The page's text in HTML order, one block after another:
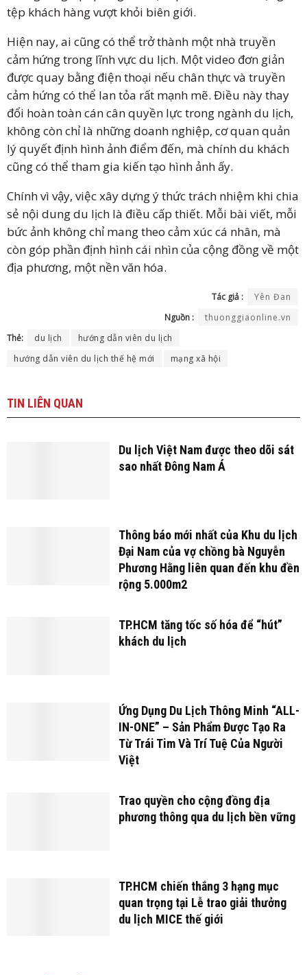
tệp khách hàng vượt khỏi biên giới.
Hiện nay, ai cũng có thể trở thành một nhà truyền
cảm hứng trong lĩnh vực du lịch. Một video đơn giản
được quay bằng điện thoại nếu chân thực và truyền
cảm hứng có thể lan tỏa rất mạnh mẽ. Điều này thay
đổi hoàn toàn cán cân quyền lực trong ngành du lịch,
không còn chỉ là những doanh nghiệp, cơ quan quản
lý quyết định hình ảnh điểm đến, mà chính du khách
cũng có thể tham gia kiến tạo hình ảnh ấy.
Chính vì vậy, việc xây dựng ý thức trách nhiệm khi chia
sẻ nội dung du lịch là điều cấp thiết. Mỗi bài viết, mỗi
bức ảnh không chỉ mang theo cảm xúc cá nhân, mà
còn góp phần định hình cái nhìn của cộng đồng về một
địa phương, một nền văn hóa.
Tác giả :
Yên Đan
Nguồn :
thuonggiaonline.vn
Thẻ:
du lịch
hướng dẫn viên du lịch
hướng dẫn viên du lịch thế hệ mới
mạng xã hội
TIN LIÊN QUAN
Du lịch Việt Nam được theo dõi sát
sao nhất Đông Nam Á
Thông báo mới nhất của Khu du lịch
Đại Nam của vợ chồng bà Nguyễn
Phương Hằng liên quan đến khu đền
rộng 5.000m2
TP.HCM tăng tốc số hóa để “hút”
khách du lịch
Ứng Dụng Du Lịch Thông Minh “ALL-
IN-ONE” – Sản Phẩm Được Tạo Ra
Từ Trái Tim Và Trí Tuệ Của Người
Việt
Trao quyền cho cộng đồng địa
phương thông qua du lịch bền vững
TP.HCM chiến thắng 3 hạng mục
quan trọng tại Lễ trao giải thưởng
du lịch MICE thế giới